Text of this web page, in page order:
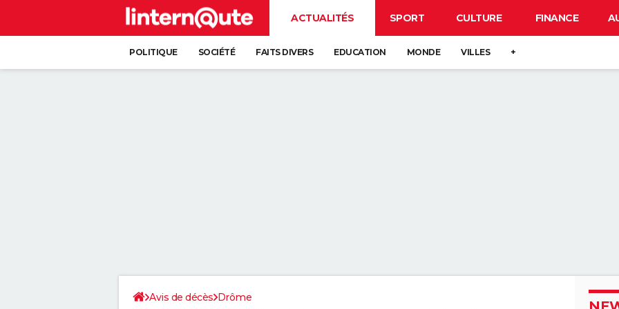
ACTUALITÉS SPORT CULTURE FINANCE
POLITIQUE SOCIÉTÉ FAITS DIVERS EDUCATION MONDE VILLES +
Avis de décès Drôme